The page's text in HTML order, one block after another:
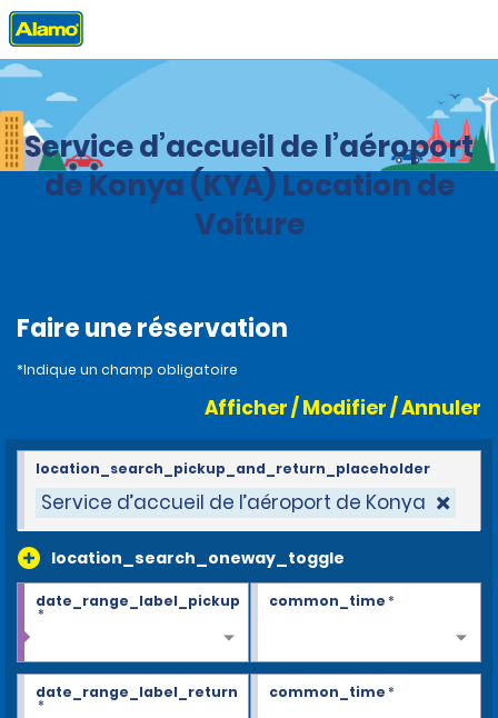
Accueil Agences
Service d’accueil de l’aéroport
de Konya (KYA) Location de
Voiture
Faire une réservation
*Indique un champ obligatoire
Afficher / Modifier / Annuler
Service d’accueil de l’aéroport de Konya
location_search_oneway_toggle
location_search_pickup_and_return_placeholder
date_range_label_pickup
*
common_time*
date_range_label_return
*
common_time*